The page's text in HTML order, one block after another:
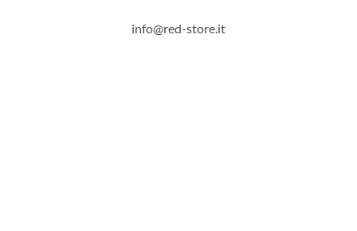
info@red-store.it